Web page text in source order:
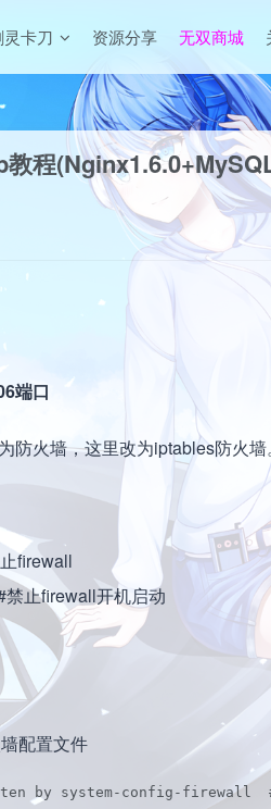
灵卡刀 资源分享 无双商城
程
端口
防火墙，这里改为iptables防火墙
firewall
止firewall开机启动
配置文件
by system-config-firewall